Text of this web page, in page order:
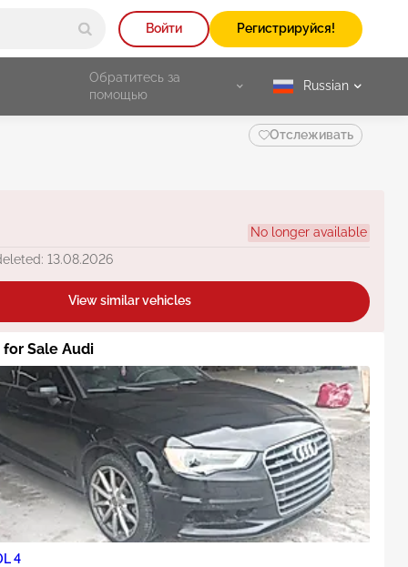
Войти Регистрируйся!
Обратитесь за
помощью
selected
Russian
Отслеживать
No longer available
13.08.2026
View similar vehicles
Sale Audi
4